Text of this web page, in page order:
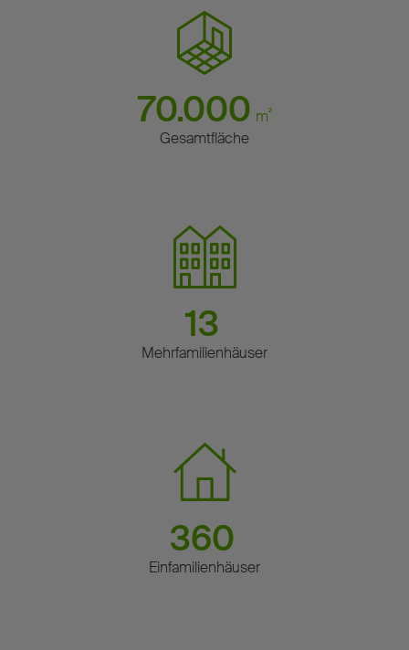
70.000 m²
Gesamtfläche
13
Mehrfamilienhäuser
360
Einfamilienhäuser